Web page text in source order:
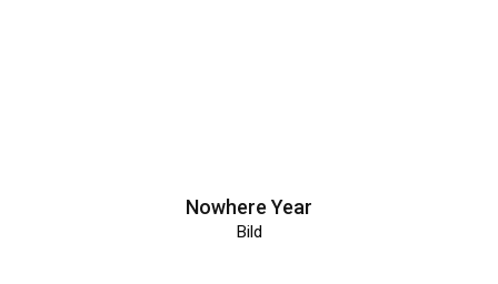
Nowhere Year
Bild